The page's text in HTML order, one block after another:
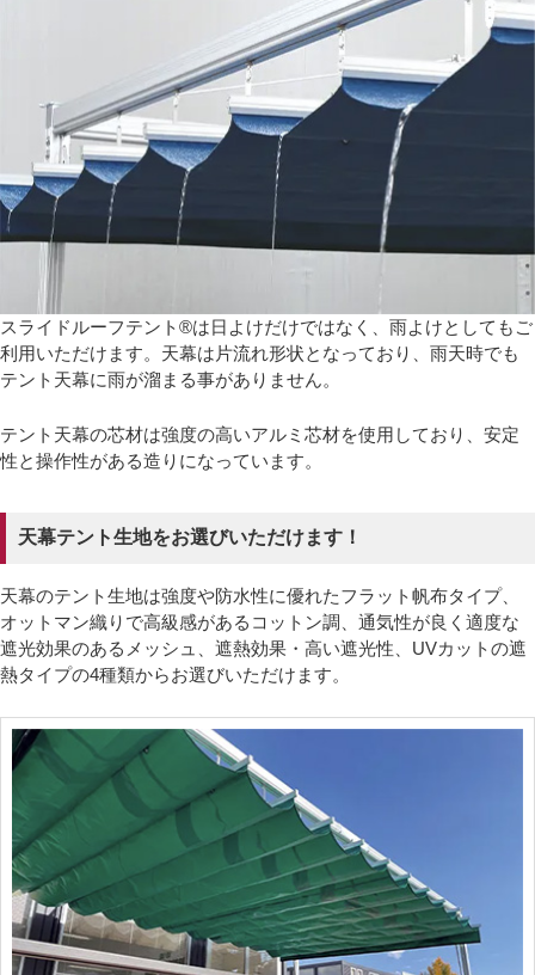
スライドルーフテント®は日よけだけではなく、雨よけとしてもご
利用いただけます。天幕は片流れ形状となっており、雨天時でも
テント天幕に雨が溜まる事がありません。
テント天幕の芯材は強度の高いアルミ芯材を使用しており、安定
性と操作性がある造りになっています。
天幕テント生地をお選びいただけます！
天幕のテント生地は強度や防水性に優れたフラット帆布タイプ、
オットマン織りで高級感があるコットン調、通気性が良く適度な
遮光効果のあるメッシュ、遮熱効果・高い遮光性、UVカットの遮
熱タイプの4種類からお選びいただけます。